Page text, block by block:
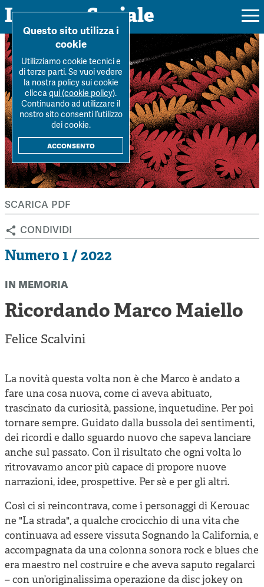
Impresa Sociale
Rivista
Ultimo numero
La Rivista
Submission
Colophon
Autori
Archivio
Argomenti
Forum
Forum
Tutti gli articoli
Autori
Argomenti
Dossier
Tutti i dossier
Workshop Impresa Sociale 2021
Impresa sociale e democrazia
Acini di fuoco - Dossier Mezzogiorno
Valutazione e dintorni
Chi siamo
Contatti
Sostienici
Home Numero-1-2022
Ricordando Marco
Maiello
scarica pdf
condividi
Numero 1 / 2022
in memoria
Ricordando Marco Maiello
Felice Scalvini
La novità questa volta non è che Marco è andato a
fare una cosa nuova, come ci aveva abituato,
trascinato da curiosità, passione, inquetudine. Per poi
tornare sempre. Guidato dalla bussola dei sentimenti,
dei ricordi e dallo sguardo nuovo che sapeva lanciare
anche sul passato. Con il risultato che ogni volta lo
ritrovavamo ancor più capace di propore nuove
narrazioni, idee, prospettive. Per sè e per gli altri.
Così ci si reincontrava, come i personaggi di Kerouac
ne "La strada", a qualche crocicchio di una vita che
continuava ad essere vissuta Sognando la California, e
accompagnata da una colonna sonora rock e blues che
era maestro nel costruire e che aveva saputo regalarci
– con un’originalissima operazione da disc jokey on
Questo sito utilizza i
cookie
Utilizziamo cookie tecnici e
di terze parti. Se vuoi vedere
la nostra policy sui cookie
cliccaqui (cookie policy).
Continuando ad utilizzare il
nostro sito consenti l’utilizzo
dei cookie.
acconsento